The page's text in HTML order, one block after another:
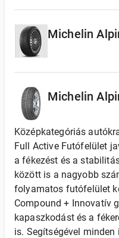
Michelin
Michelin
Középkategóriás
Full Active Futófelület
a fékezést és a
között is a nagyobb
folyamatos futófelület
Compound + Innovatív
kapaszkodást és a
is. Segítségével